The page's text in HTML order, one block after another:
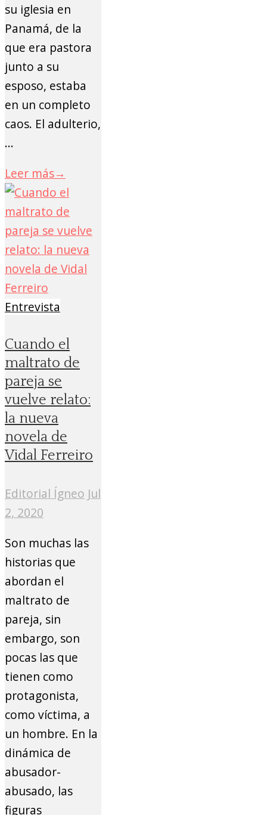
su iglesia en
Panamá, de la
que era pastora
junto a su
esposo, estaba
en un completo
caos. El adulterio,
...
Leer más→
Entrevista
Cuando el
maltrato de
pareja se
vuelve relato:
la nueva
novela de
Vidal Ferreiro
Editorial Ígneo Jul
2, 2020
Son muchas las
historias que
abordan el
maltrato de
pareja, sin
embargo, son
pocas las que
tienen como
protagonista,
como víctima, a
un hombre. En la
dinámica de
abusador-
abusado, las
figuras